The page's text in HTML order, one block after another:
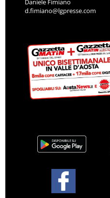
Daniele Fimiano
d.fimiano@lgpresse.com